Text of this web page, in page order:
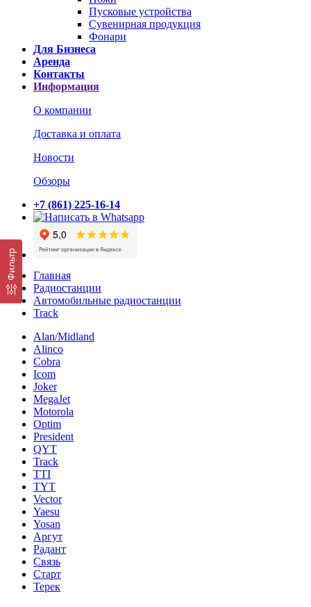
Пусковые устройства
Сувенирная продукция
Фонари
Для Бизнеса
Аренда
Контакты
Информация
О компании
Доставка и оплата
Новости
Обзоры
+7 (861) 225-16-14
Главная
Радиостанции
Автомобильные радиостанции
Track
Фильтр
Alan/Midland
Alinco
Cobra
Icom
Joker
MegaJet
Motorola
Optim
President
QYT
Track
TTI
TYT
Vector
Yaesu
Yosan
Аргут
Радант
Связь
Старт
Терек